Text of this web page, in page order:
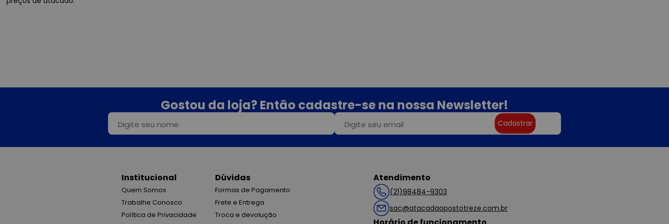
Gostou da loja? Então cadastre-se na nossa Newsletter!
Cadastrar
Institucional
Quem Somos
Trabalhe Conosco
Política de Privacidade
Dúvidas
Formas de Pagamento
Frete e Entrega
Troca e devolução
Atendimento
(21)98484-9303
sac@atacadaopostotreze.com.br